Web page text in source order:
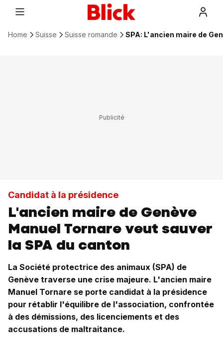
Home Suisse Suisse romande SPA: L'ancien maire de
Candidat à la présidence
L'ancien maire de Genève
Manuel Tornare veut sauver
la SPA du canton
La Société protectrice des animaux (SPA) de
Genève traverse une crise majeure. L'ancien maire
Manuel Tornare se porte candidat à la présidence
pour rétablir l'équilibre de l'association, confrontée
à des démissions, des licenciements et des
accusations de maltraitance.